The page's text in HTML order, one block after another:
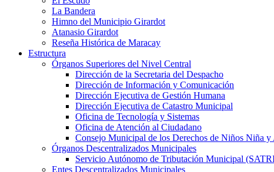
La Bandera
Himno del Municipio Girardot
Atanasio Girardot
Reseña Histórica de Maracay
Estructura
Órganos Superiores del Nivel Central
Dirección de la Secretaria del Despacho
Dirección de Información y Comunicación
Dirección Ejecutiva de Gestión Humana
Dirección Ejecutiva de Catastro Municipal
Oficina de Tecnología y Sistemas
Oficina de Atención al Ciudadano
Consejo Municipal de los Derechos de Niños Niña y
Órganos Descentralizados Municipales
Servicio Autónomo de Tributación Municipal
Entes Descentralizados Municipales